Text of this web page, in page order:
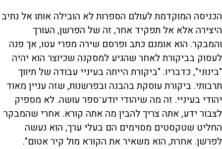
הכניסה המוקדמת לעולם הספרות לא הובילה אותו אל נתיב
היצירה אלא אל תפקיד אחר, זה של הפרשן, העורך
והמבקר. הוא אומנם כתב ופרסם שירה מפרי עטו, אך פנה
לעסוק בביקורת לאחר שהגיע למסקנה שכיוצר הוא יהיה
"בינוני", כדבריו. "ביקורת הייתה בעיניי עבודה של תיווך
תרבותי. ביקורת עוסקת בהבנה ובפרשנות, שזה עניין מאוד
יהודי בעיניי. זה מה שיהודי יודע־ספר עושה. לא מספיק
לצבור ידע, אתה צריך להבין מה אתה קורא. אחרי שהמבקר
החליט שטקסטים מסוימים הם בעלי ערך, הוא נעשה
לפרשן. אחרת, הוא משאיר את הקורא מול קיר אטום".